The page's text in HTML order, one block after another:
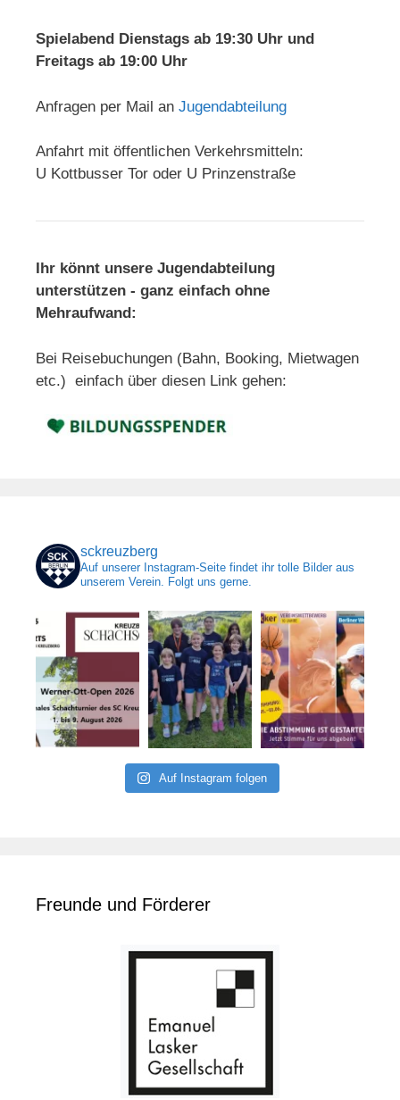
Spielabend Dienstags ab 19:30 Uhr und
Freitags ab 19:00 Uhr
Anfragen per Mail an Jugendabteilung
Anfahrt mit öffentlichen Verkehrsmitteln:
U Kottbusser Tor oder U Prinzenstraße
Ihr könnt unsere Jugendabteilung
unterstützen - ganz einfach ohne
Mehraufwand:
Bei Reisebuchungen (Bahn, Booking, Mietwagen
etc.) einfach über diesen Link gehen:
sckreuzberg
Auf unserer Instagram-Seite findet ihr tolle Bilder aus
unserem Verein. Folgt uns gerne.
Auf Instagram folgen
Freunde und Förderer